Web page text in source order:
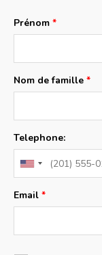
Prénom
Nom de famille
Telephone:
Email